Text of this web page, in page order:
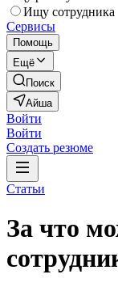
Ищу сотрудника
Сервисы
Помощь
Ещё
Поиск
Айша
Войти
Войти
Создать резюме
Статьи
За что